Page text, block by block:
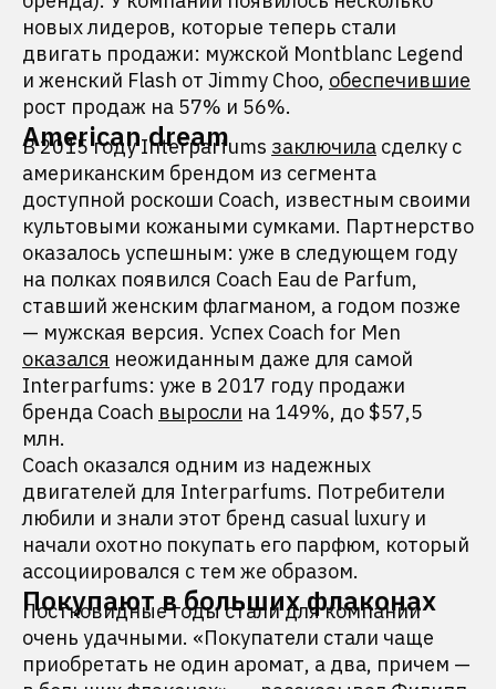
новых лидеров, которые теперь стали
двигать продажи: мужской Montblanc Legend
и женский Flash от Jimmy Choo, обеспечившие
рост продаж на 57% и 56%.
American dream
В 2015 году Interparfums заключила сделку с
американским брендом из сегмента
доступной роскоши Coach, известным своими
культовыми кожаными сумками. Партнерство
оказалось успешным: уже в следующем году
на полках появился Coach Eau de Parfum,
ставший женским флагманом, а годом позже
— мужская версия. Успех Coach for Men
оказался неожиданным даже для самой
Interparfums: уже в 2017 году продажи
бренда Coach выросли на 149%, до $57,5
млн.
Coach оказался одним из надежных
двигателей для Interparfums. Потребители
любили и знали этот бренд casual luxury и
начали охотно покупать его парфюм, который
ассоциировался с тем же образом.
Покупают в больших флаконах
Постковидные годы стали для компании
очень удачными. «Покупатели стали чаще
приобретать не один аромат, а два, причем —